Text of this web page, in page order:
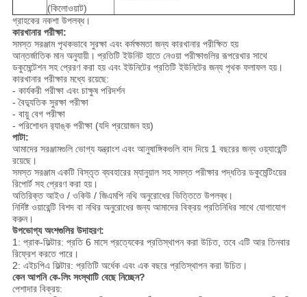
(কিলোওয়াট)
গ্রাহকের নকশা উপলব্ধ।
কারখানার পরীক্ষা:
সমস্ত সরঞ্জাম পৃথকভাবে সুরক্ষা এবং কর্মক্ষমতা জন্য কারখানার পরীক্ষিত হয়
আন্তর্জাতিক মান অনুযায়ী। প্রতিটি ইউনিট হাতে নেওয়া পরীক্ষাগুলির রূপরেখার সাথে
ডকুমেন্টেশন সহ প্রেরণ করা হয় এবং ইউনিটের প্রতিটি ইউনিটের জন্য পৃথক ফলাফল হয়।
কারখানার পরীক্ষার মধ্যে রয়েছে:
- কার্যকরী পরীক্ষা এবং চাক্ষুষ পরিদর্শন
- বৈদ্যুতিক সুরক্ষা পরীক্ষা
- বায়ু বেগ পরীক্ষা
- পরিশোধন র‌্যাঙ্ক পরীক্ষা (যদি প্রয়োজন হয়)
পাটা:
আমাদের সরঞ্জামগুলি ভোগ্য যন্ত্রাংশ এবং আনুষাঙ্গিকগুলি বাদ দিয়ে 1 বছরের জন্য ওয়্যারেন্টি
রয়েছে।
সমস্ত সরঞ্জাম একটি বিস্তৃত ব্যবহারের ম্যানুয়াল সহ সমস্ত পরীক্ষার পদ্ধতির ডকুমেন্টিংয়ের
রিপোর্ট সহ প্রেরণ করা হয়।
অতিরিক্ত আইও / ওকিউ / জিএমপি নথি অনুরোধের ভিত্তিতে উপলব্ধ।
নির্দিষ্ট ওয়ারেন্টি বিশদ বা নথির অনুরোধের জন্য আমাদের বিক্রয় প্রতিনিধির সাথে যোগাযোগ
করুন।
উপভোগ্য অংশগুলির উদাহরণ:
1: প্রাক-ফিল্টার: প্রতি 6 মাসে প্রত্যেকের প্রতিস্থাপন করা উচিত, তবে এটি আর তিনবার
রিফ্রেশ করতে পারে।
2: এইচপিএ ফিল্টার: প্রতিটি অর্ধেক এবং এক বছরে প্রতিস্থাপন করা উচিত।
কেন আপনি কে-লিং সংস্থাটি বেছে নিচ্ছেন?
পেশাদার বিক্রয়: